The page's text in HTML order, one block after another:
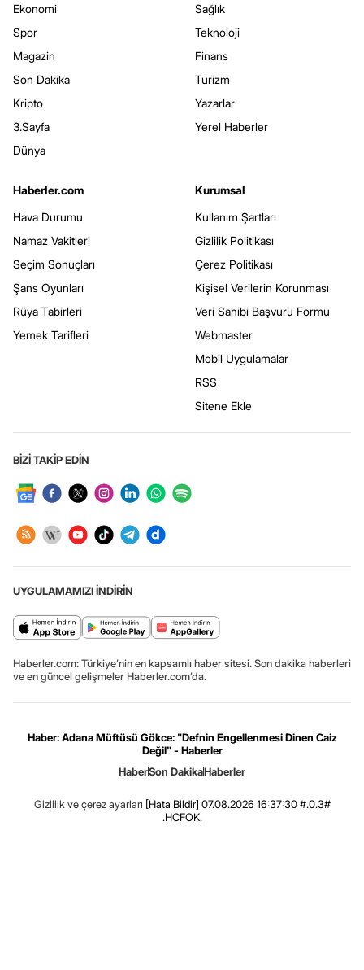
Ekonomi
Spor
Magazin
Son Dakika
Kripto
3.Sayfa
Dünya
Sağlık
Teknoloji
Finans
Turizm
Yazarlar
Yerel Haberler
Haberler.com
Hava Durumu
Namaz Vakitleri
Seçim Sonuçları
Şans Oyunları
Rüya Tabirleri
Yemek Tarifleri
Kurumsal
Kullanım Şartları
Gizlilik Politikası
Çerez Politikası
Kişisel Verilerin Korunması
Veri Sahibi Başvuru Formu
Webmaster
Mobil Uygulamalar
RSS
Sitene Ekle
BİZİ TAKİP EDİN
UYGULAMAMIZI İNDİRİN
Haberler.com: Türkiye’nin en kapsamlı haber sitesi. Son dakika haberleri
ve en güncel gelişmeler Haberler.com’da.
Haber: Adana Müftüsü Gökce: "Defnin Engellenmesi Dinen Caiz
Değil" - Haberler
HaberSon DakikaHaberler
Gizlilik ve çerez ayarları [Hata Bildir] 07.08.2026 16:37:30 #.0.3#
.HCFOK.